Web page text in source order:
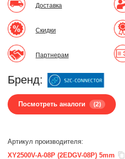
Доставка
Скидки
Партнерам
Бренд:
Посмотреть аналоги (2)
Артикул производителя:
XY2500V-A-08P (2EDGV-08P) 5mm